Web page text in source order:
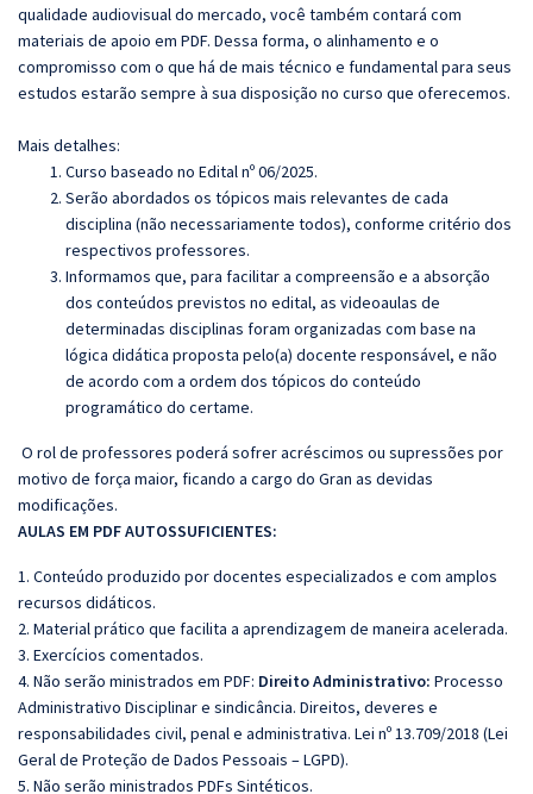
qualidade audiovisual do mercado, você também contará com
materiais de apoio em PDF. Dessa forma, o alinhamento e o
compromisso com o que há de mais técnico e fundamental para seus
estudos estarão sempre à sua disposição no curso que oferecemos.
Mais detalhes:
Curso baseado no Edital nº 06/2025.
Serão abordados os tópicos mais relevantes de cada
disciplina (não necessariamente todos), conforme critério dos
respectivos professores.
Informamos que, para facilitar a compreensão e a absorção
dos conteúdos previstos no edital, as videoaulas de
determinadas disciplinas foram organizadas com base na
lógica didática proposta pelo(a) docente responsável, e não
de acordo com a ordem dos tópicos do conteúdo
programático do certame.
O rol de professores poderá sofrer acréscimos ou supressões por
motivo de força maior, ficando a cargo do Gran as devidas
modificações.
AULAS EM PDF AUTOSSUFICIENTES:
1. Conteúdo produzido por docentes especializados e com amplos
recursos didáticos.
2. Material prático que facilita a aprendizagem de maneira acelerada.
3. Exercícios comentados.
4. Não serão ministrados em PDF: Direito Administrativo: Processo
Administrativo Disciplinar e sindicância. Direitos, deveres e
responsabilidades civil, penal e administrativa. Lei nº 13.709/2018 (Lei
Geral de Proteção de Dados Pessoais – LGPD).
5. Não serão ministrados PDFs Sintéticos.